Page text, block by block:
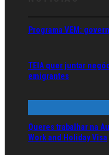
Programa VEM:
TEIA quer juntar
emigrantes
Queres trabalhar na
Work and Holiday Visa